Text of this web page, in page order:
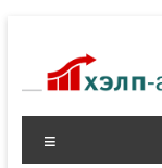
содержимому